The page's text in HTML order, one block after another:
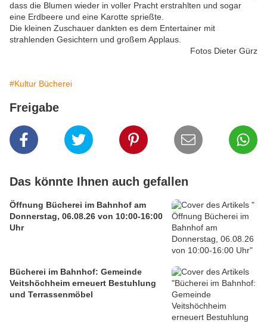
dass die Blumen wieder in voller Pracht erstrahlten und sogar
eine Erdbeere und eine Karotte sprießte.
Die kleinen Zuschauer dankten es dem Entertainer mit
strahlenden Gesichtern und großem Applaus.
Fotos Dieter Gürz
#Kultur Bücherei
Freigabe
Das könnte Ihnen auch gefallen
Öffnung Bücherei im Bahnhof am
Donnerstag, 06.08.26 von 10:00-16:00
Uhr
Bücherei im Bahnhof: Gemeinde
Veitshöchheim erneuert Bestuhlung
und Terrassenmöbel